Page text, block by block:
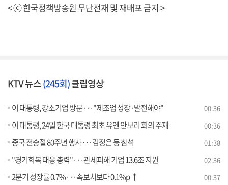
< ⓒ 한국정책방송원 무단전재 및 재배포 금지 >
KTV 뉴스(245회)클립영상
이 대통령, 강소기업 방문···"제조업 성장·발전해야" 00:36
이 대통령, 24일 한국 대통령 최초 유엔 안보리 회의 주재 00:36
중국 전승절 80주년 행사···김정은 등 참석 01:38
"경기회복 대응 총력"···관세피해 기업 13.6조 지원 02:36
2분기 성장률 0.7%···속보치보다 0.1%p ↑ 00:37